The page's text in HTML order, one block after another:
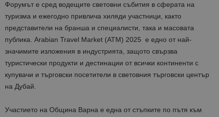
Форумът е сред водещите световни събития в сферата на
туризма и ежегодно привлича хиляди участници, както
представители на бранша и специалисти, така и масовата
публика. Arabian Travel Market (ATM) 2025 е едно от най-
значимите изложения в индустрията, защото свързва
туристически продукти и дестинации от всички континенти с
купувачи и търговски посетители в световния търговски център
на Дубай.
Участието на Община Варна е една от стъпките по пътя към